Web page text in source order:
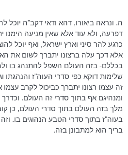
ה. ונראה ביאורו,דהא ודאידקב"ה יוכל
דפרעה, ולא עוד אלא שאין מניעה הימנו
כרגע להר סיני וארץ ישראל, ואף יוכל
אלאדכך עלה ברצונו יתברך לשום את
בכללם- בזה העולם השפל להתנהג בו
שלימות דוקא כפי סדרי העוה"ז והנהגתו
זה עצמו רצונו יתברך כביכול לקרב
ומנהיגם אף בתוך סדרי זה העולם.
מלך בזה העולם בתוך סדרי העולם, כן
בעוה"ז בתוך סדרי הטבע הנהוגים בו.
בריך הוא למתבונן בזה.